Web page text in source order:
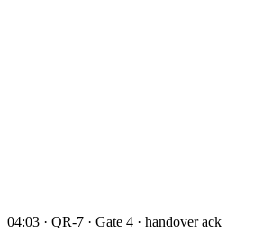
04:03 · QR-7 · Gate 4 · handover ack